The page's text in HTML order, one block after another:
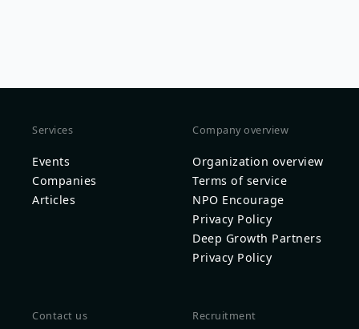
Services
Events
Companies
Articles
Company overview
Organization overview
Terms of service
NPO Encourage
Privacy Policy
Deep Growth Partners
Privacy Policy
Contact us Recruitment